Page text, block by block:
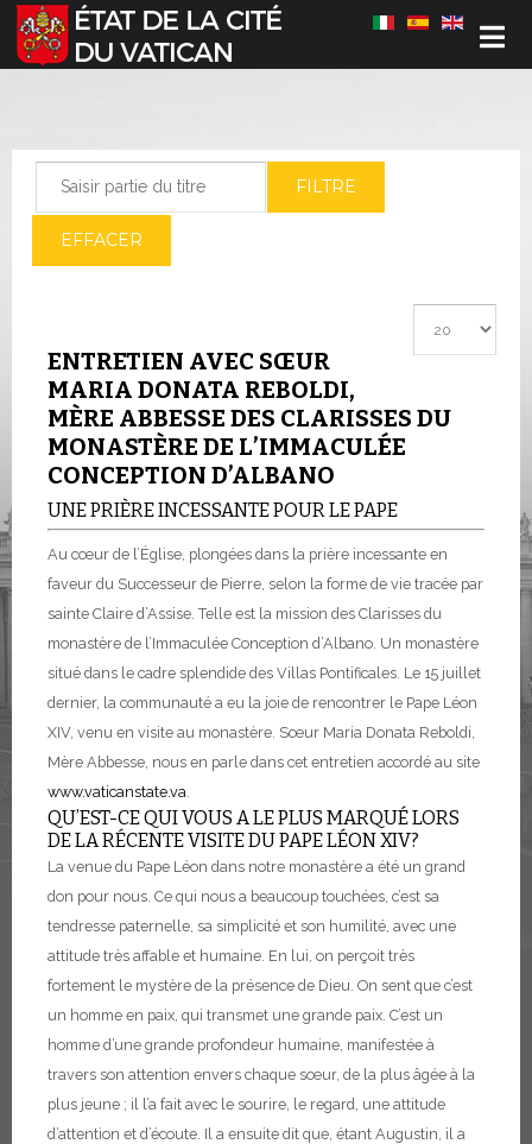
Sélectionnez votre langue
FILTRE
EFFACER
ENTRETIEN AVEC SŒUR
MARIA DONATA REBOLDI,
MÈRE ABBESSE DES CLARISSES DU
MONASTÈRE DE L’IMMACULÉE
CONCEPTION D’ALBANO
UNE PRIÈRE INCESSANTE POUR LE PAPE
Au cœur de l’Église, plongées dans la prière incessante en
faveur du Successeur de Pierre, selon la forme de vie tracée par
sainte Claire d’Assise. Telle est la mission des Clarisses du
monastère de l’Immaculée Conception d’Albano. Un monastère
situé dans le cadre splendide des Villas Pontificales. Le 15 juillet
dernier, la communauté a eu la joie de rencontrer le Pape Léon
XIV, venu en visite au monastère. Sœur Maria Donata Reboldi,
Mère Abbesse, nous en parle dans cet entretien accordé au site
www.vaticanstate.va
QU’EST-CE QUI VOUS A LE PLUS MARQUÉ LORS
DE LA RÉCENTE VISITE DU PAPE LÉON XIV?
La venue du Pape Léon dans notre monastère a été un grand
don pour nous. Ce qui nous a beaucoup touchées, c’est sa
tendresse paternelle, sa simplicité et son humilité, avec une
attitude très affable et humaine. En lui, on perçoit très
fortement le mystère de la présence de Dieu. On sent que c’est
un homme en paix, qui transmet une grande paix. C’est un
homme d’une grande profondeur humaine, manifestée à
travers son attention envers chaque sœur, de la plus âgée à la
plus jeune ; il l’a fait avec le sourire, le regard, une attitude
d’attention et d’écoute. Il a ensuite dit que, étant Augustin, il a